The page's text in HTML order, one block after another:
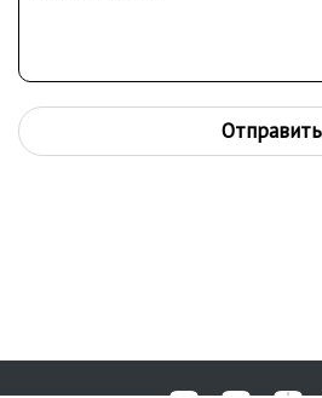
Отправить